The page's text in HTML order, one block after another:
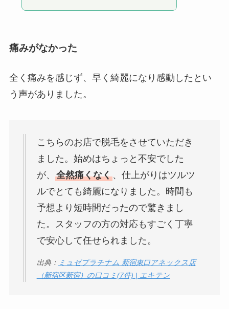
痛みがなかった
全く痛みを感じず、早く綺麗になり感動したとい
う声がありました。
こちらのお店で脱毛をさせていただき
ました。始めはちょっと不安でした
が、 全然痛くなく、仕上がりはツルツ
ルでとても綺麗になりました。時間も
予想より短時間だったので驚きまし
た。スタッフの方の対応もすごく丁寧
で安心して任せられました。
出典： ミュゼプラチナム 新宿東口アネックス店
（新宿区新宿）の口コミ(7件) | エキテン